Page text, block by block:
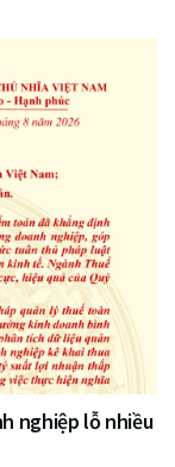
nghiệp lỗ nhiều